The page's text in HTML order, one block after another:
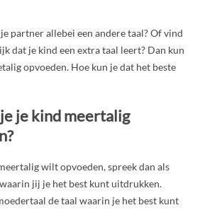
partner allebei een andere taal? Of vind
dat je kind een extra taal leert? Dan kun
opvoeden. Hoe kun je dat het beste
je kind meertalig
wilt opvoeden, spreek dan als
jij je het best kunt uitdrukken.
de taal waarin je het best kunt